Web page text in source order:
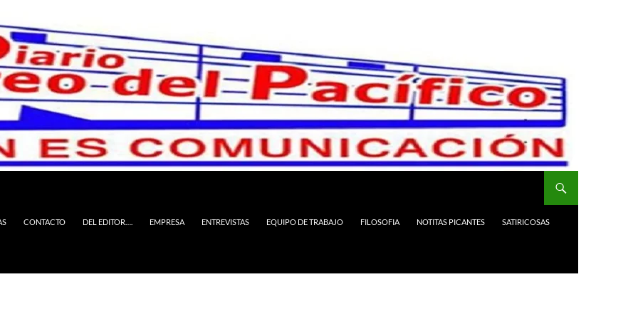
CONTACTO DEL EDITOR…. EMPRESA ENTREVISTAS EQUIPO DE TRABAJO FILOSOFIA NOTITAS PICANTES SATIRICOSAS